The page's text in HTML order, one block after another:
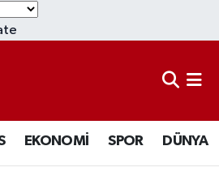
EKONOMİ SPOR DÜNYA
Eczaneler
Haritası